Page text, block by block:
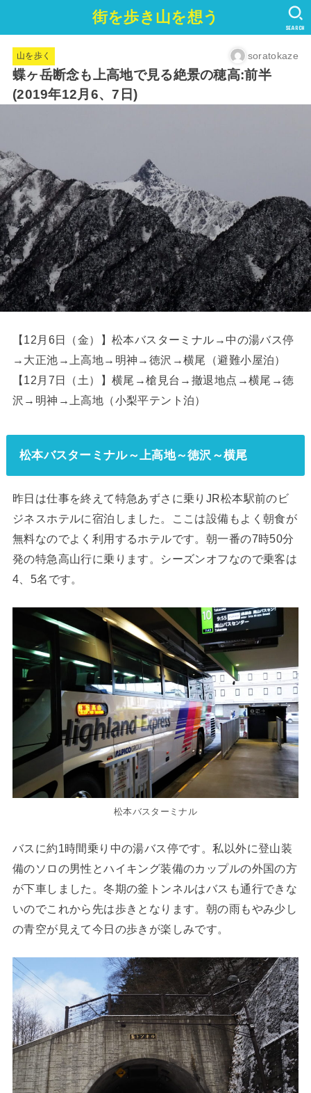
街を歩き山を想う
SEARCH
山を歩く soratokaze
蝶ヶ岳断念も上高地で見る絶景の穂高:前半
(2019年12月6、7日)
【12月6日（金）】松本バスターミナル→中の湯バス停
→大正池→上高地→明神→徳沢→横尾（避難小屋泊）
【12月7日（土）】横尾→槍見台→撤退地点→横尾→徳
沢→明神→上高地（小梨平テント泊）
松本バスターミナル～上高地～徳沢～横尾
昨日は仕事を終えて特急あずさに乗りJR松本駅前のビ
ジネスホテルに宿泊しました。ここは設備もよく朝食が
無料なのでよく利用するホテルです。朝一番の7時50分
発の特急高山行に乗ります。シーズンオフなので乗客は
4、5名です。
松本バスターミナル
バスに約1時間乗り中の湯バス停です。私以外に登山装
備のソロの男性とハイキング装備のカップルの外国の方
が下車しました。冬期の釜トンネルはバスも通行できな
いのでこれから先は歩きとなります。朝の雨もやみ少し
の青空が見えて今日の歩きが楽しみです。